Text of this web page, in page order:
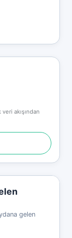
akışından
gelen